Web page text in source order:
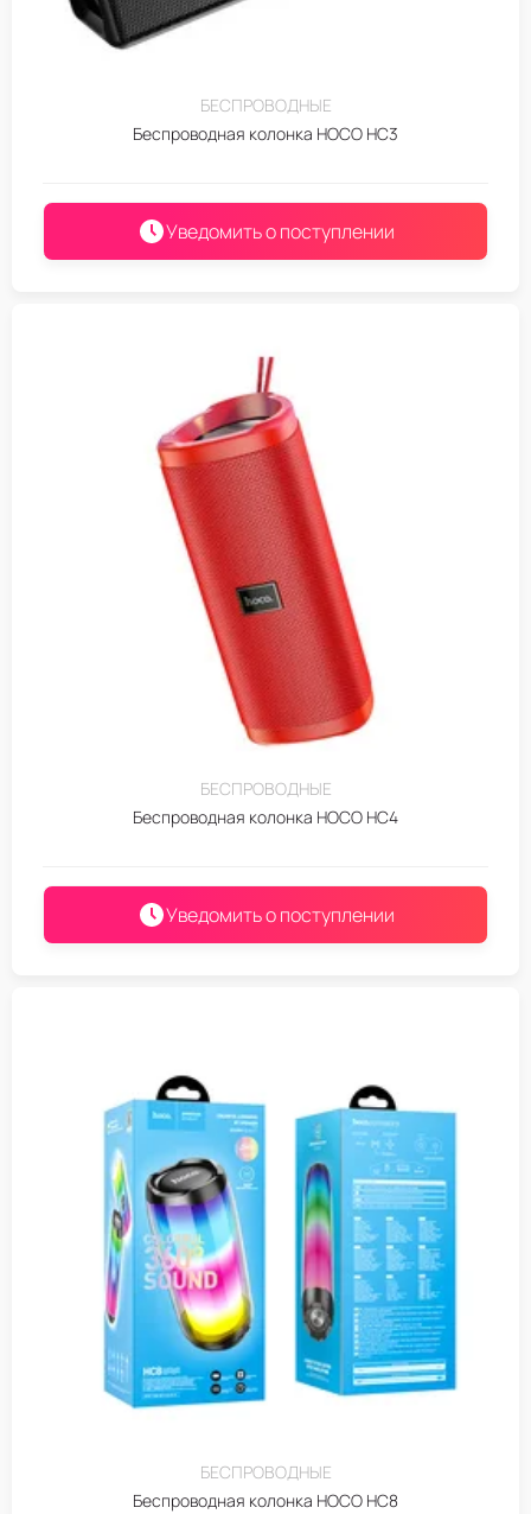
БЕСПРОВОДНЫЕ
Беспроводная колонка HOCO HC3
Уведомить о поступлении
БЕСПРОВОДНЫЕ
Беспроводная колонка HOCO HC4
Уведомить о поступлении
БЕСПРОВОДНЫЕ
Беспроводная колонка HOCO HC8